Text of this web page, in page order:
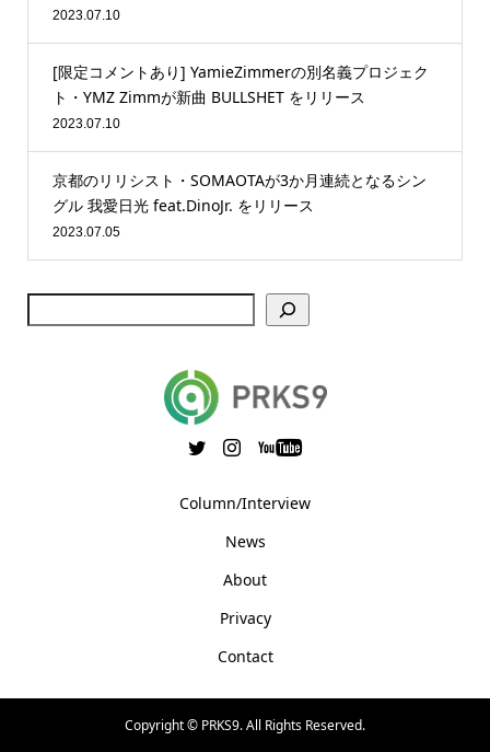
2023.07.10
[限定コメントあり] YamieZimmerの別名義プロジェク
ト・YMZ Zimmが新曲 BULLSHET をリリース
2023.07.10
京都のリリシスト・SOMAOTAが3か月連続となるシン
グル 我愛日光 feat.DinoJr. をリリース
2023.07.05
Column/Interview
News
About
Privacy
Contact
Copyright © PRKS9. All Rights Reserved.